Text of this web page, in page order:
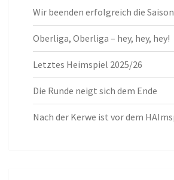
Wir beenden erfolgreich die
Oberliga, Oberliga – hey, hey, hey!
Letztes Heimspiel 2025/26
Die Runde neigt sich dem Ende
Nach der Kerwe ist vor dem